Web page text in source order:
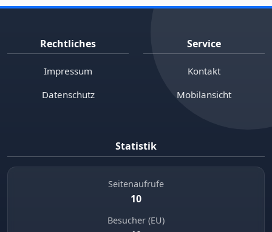
Rechtliches
Impressum
Datenschutz
Service
Kontakt
Mobilansicht
Statistik
Seitenaufrufe
10
Besucher (EU)